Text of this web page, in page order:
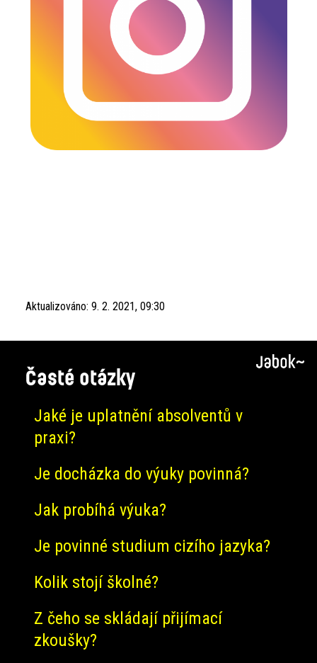
Aktualizováno: 9. 2. 2021, 09:30
Časté otázky
Jaké je uplatnění absolventů v
praxi?
Je docházka do výuky povinná?
Jak probíhá výuka?
Je povinné studium cizího jazyka?
Kolik stojí školné?
Z čeho se skládají přijímací
zkoušky?